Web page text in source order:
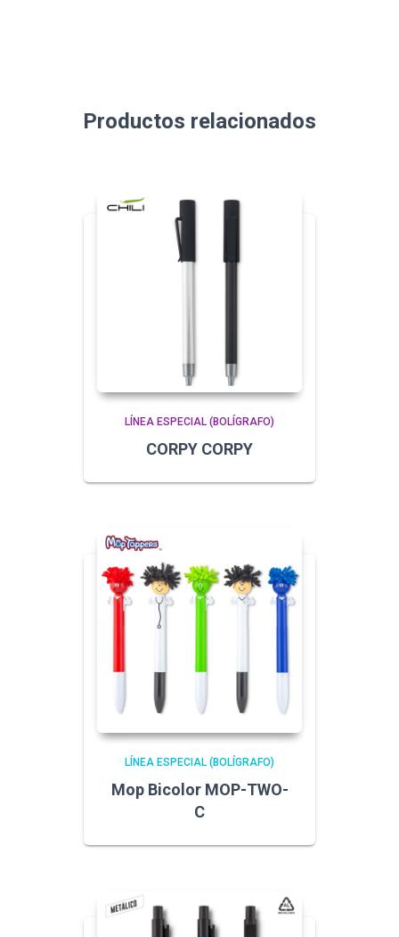
Productos relacionados
LÍNEA ESPECIAL (BOLÍGRAFO)
CORPY CORPY
LÍNEA ESPECIAL (BOLÍGRAFO)
Mop Bicolor MOP-TWO-
C